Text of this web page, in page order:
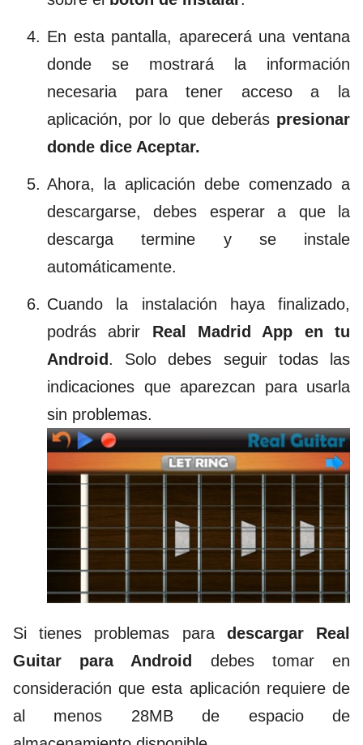
En esta pantalla, aparecerá una ventana
donde se mostrará la información
necesaria para tener acceso a la
aplicación, por lo que deberáspresionar
donde dice Aceptar.
Ahora, la aplicación debe comenzado a
descargarse, debes esperar a que la
descarga termine y se instale
automáticamente.
Cuando la instalación haya finalizado,
podrás abrir Real Madrid App en tu
Android . Solo debes seguir todas las
indicaciones que aparezcan para usarla
sin problemas.
Si tienes problemas para descargar Real
Guitar para Android debes tomar en
consideración que esta aplicación requiere de
al menos 28MB de espacio de